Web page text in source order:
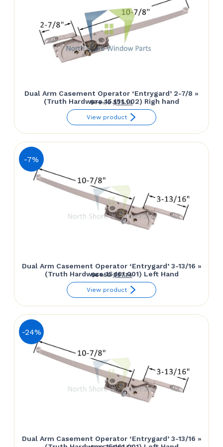
Dual Arm Casement Operator ‘Entrygard’ 2-7/8 »
(Truth Hardware 15.151.002) Righ hand
$78.30 Le
prix
était :
$75.14Le
prix
est :
View product
-7%
Dual Arm Casement Operator ‘Entrygard’ 3-13/16 »
(Truth Hardware 15.161.001) Left Hand
$61.50 Le
prix
était :
$57.14Le
prix
est :
View product
-24%
Dual Arm Casement Operator ‘Entrygard’ 3-13/16 »